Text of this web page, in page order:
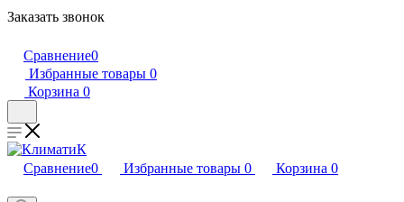
Заказать звонок
Сравнение0
Избранные товары 0
Корзина 0
Сравнение0 Избранные товары 0 Корзина 0